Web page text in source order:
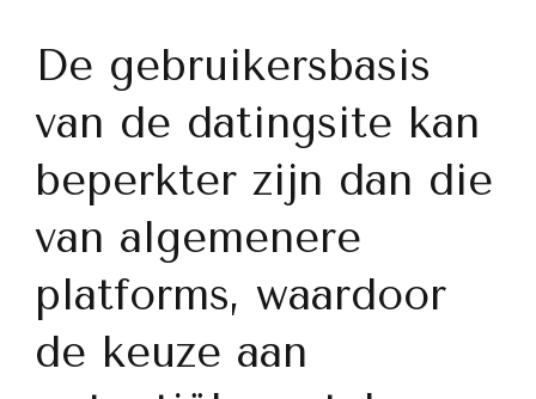
De gebruikersbasis
van de datingsite kan
beperkter zijn dan die
van algemenere
platforms, waardoor
de keuze aan